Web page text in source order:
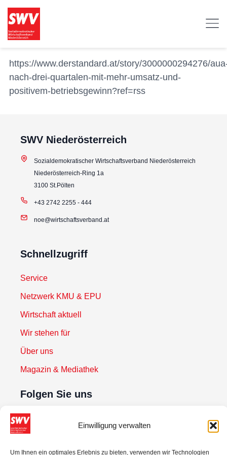
Einwilligung verwalten
Um Ihnen ein optimales Erlebnis zu bieten, verwenden wir Technologien
https://www.derstandard.at/story/3000000294276/
nach-drei-quartalen-mit-mehr-umsatz-und-
positivem-betriebsgewinn?ref=rss
SWV Niederösterreich
Sozialdemokratischer Wirtschaftsverband Niederösterreich
Niederösterreich-Ring 1a
3100 St.Pölten
+43 2742 2255 - 444
noe@wirtschaftsverband.at
Schnellzugriff
Service
Netzwerk KMU & EPU
Wirtschaft aktuell
Wir stehen für
Über uns
Magazin & Mediathek
Folgen Sie uns